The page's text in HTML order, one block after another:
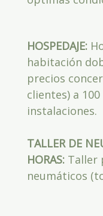
HOSPEDAJE:
habitación
precios
clientes) a
instalaciones.
TALLER DE
HORAS: Taller
neumáticos